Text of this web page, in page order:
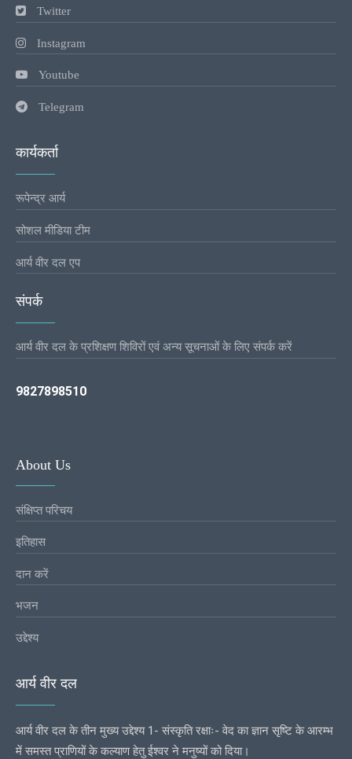
Twitter
Instagram
Youtube
Telegram
कार्यकर्ता
रूपेन्द्र आर्य
सोशल मीडिया टीम
आर्य वीर दल एप
संपर्क
आर्य वीर दल के प्रशिक्षण शिविरों एवं अन्य सूचनाओं के लिए संपर्क करें
9827898510
About Us
संक्षिप्त परिचय
इतिहास
दान करें
भजन
उद्देश्य
आर्य वीर दल
आर्य वीर दल के तीन मुख्य उद्देश्य 1- संस्कृति रक्षाः- वेद का ज्ञान सृष्टि के आरम्भ
में समस्त प्राणियों के कल्याण हेतु ईश्वर ने मनुष्यों को दिया।